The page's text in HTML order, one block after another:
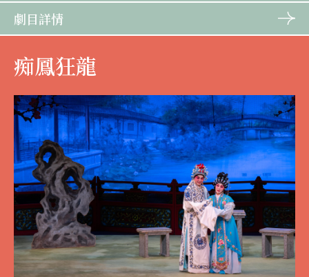
劇目詳情
痴鳳狂龍